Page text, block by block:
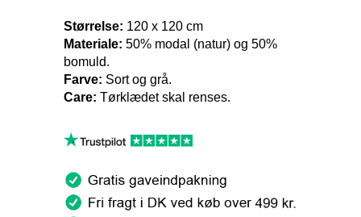
Størrelse: 120 x 120 cm
Materiale: 50% modal (natur) og 50%
bomuld.
Farve: Sort og grå.
Care: Tørklædet skal renses.